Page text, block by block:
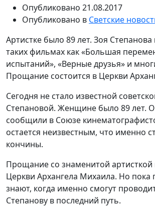
Опубликовано 21.08.2017
Опубликовано в Светские
Артистке было 89 лет. Зоя
таких фильмах как «Большая
испытаний», «Верные друзья» и
Прощание состоится в Церкви
Сегодня не стало известной
Степановой. Женщине было 89 лет.
сообщили в Союзе
остается неизвестным, что именно
кончины.
Прощание со знаменитой артисткой
Церкви Архангела Михаила. Но пока
знают, когда именно смогут
Степанову в последний путь.